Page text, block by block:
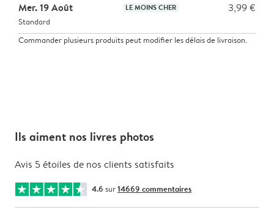
Mer. 19 Août LE MOINS CHER 3,99 €
Standard
Commander plusieurs produits peut modifier les délais de livraison.
Ils aiment nos livres photos
Avis 5 étoiles de nos clients satisfaits
4.6 sur14669 commentaires